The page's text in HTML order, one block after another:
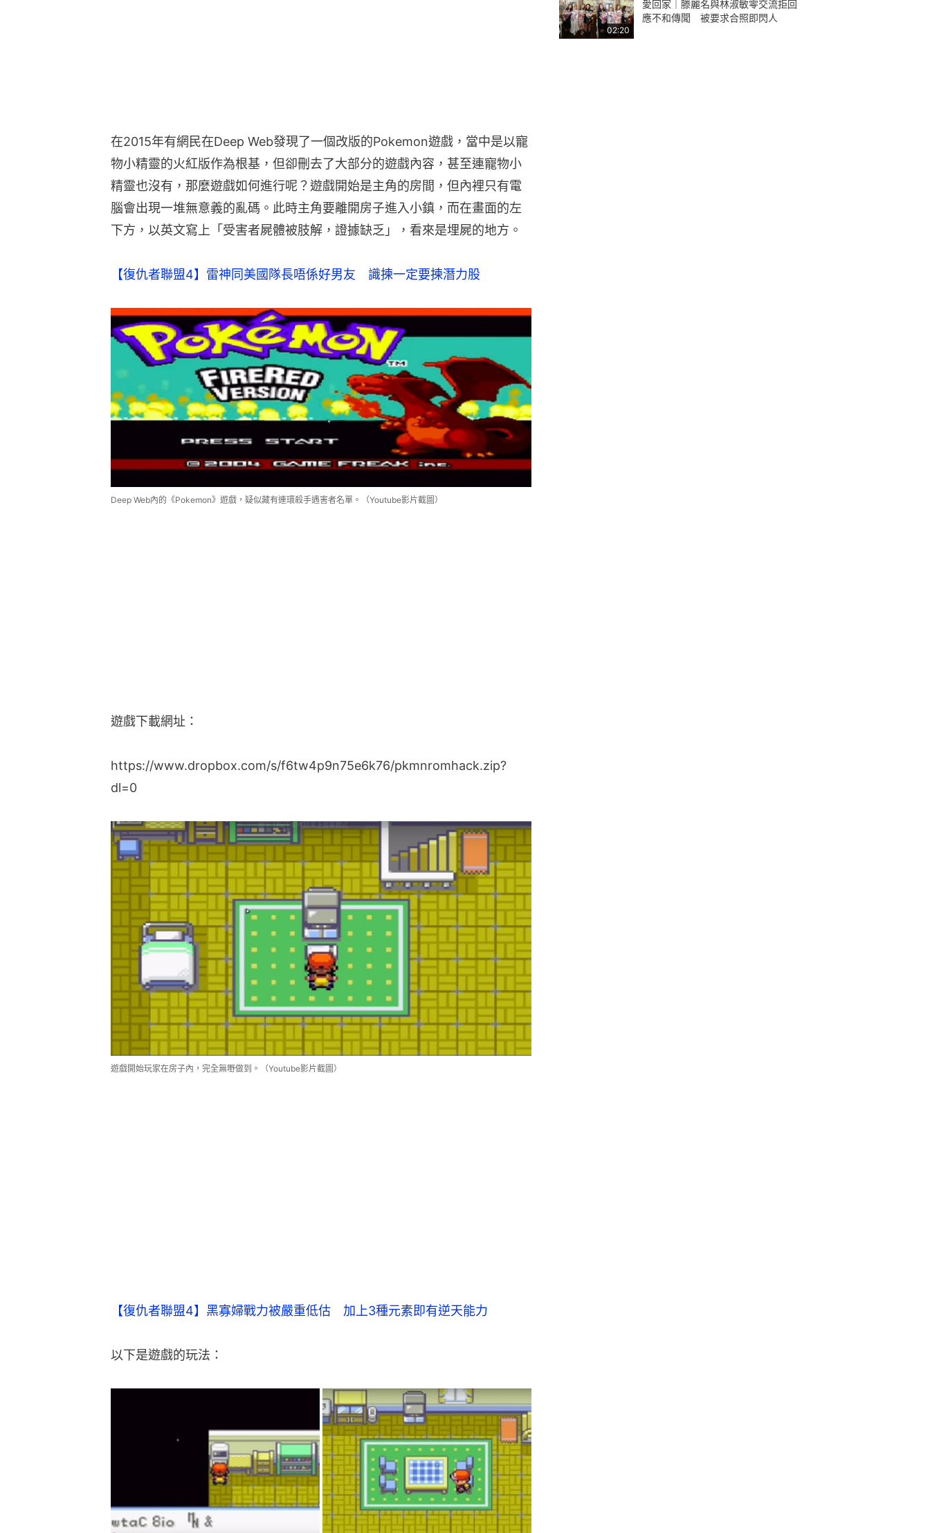
在2015年有網民在Deep Web發現了一個改版的Pokemon遊戲，當中是以寵
物小精靈的火紅版作為根基，但卻刪去了大部分的遊戲內容，甚至連寵物小
精靈也沒有，那麼遊戲如何進行呢？遊戲開始是主角的房間，但內裡只有電
腦會出現一堆無意義的亂碼。此時主角要離開房子進入小鎮，而在畫面的左
下方，以英文寫上「受害者屍體被肢解，證據缺乏」，看來是埋屍的地方。
【復仇者聯盟4】雷神同美國隊長唔係好男友　識揀一定要揀潛力股
Deep Web內的《Pokemon》遊戲，疑似藏有連環殺手遇害者名單。（Youtube影片截圖）
遊戲下載網址：
https://www.dropbox.com/s/f6tw4p9n75e6k76/pkmnromhack.zip?
dl=0
遊戲開始玩家在房子內，完全無嘢做到。（Youtube影片截圖）
【復仇者聯盟4】黑寡婦戰力被嚴重低估　加上3種元素即有逆天能力
以下是遊戲的玩法：
02:20
愛回家｜滕麗名與林淑敏零交流拒回
應不和傳聞 被要求合照即閃人